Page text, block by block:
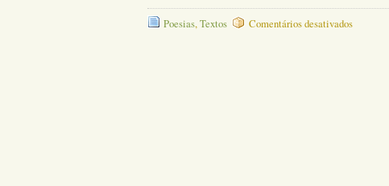
Poesias,Textos Comentários desativadosem